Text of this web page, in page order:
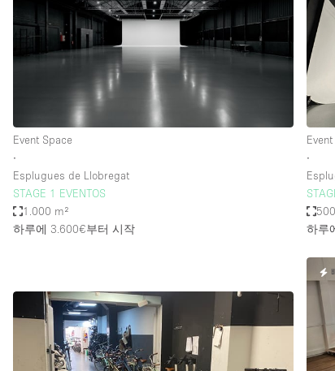
Event Space
∙
Esplugues de Llobregat
STAGE 1 EVENTOS
1.000 m²
하루에 3.600€부터 시작
∙
하루